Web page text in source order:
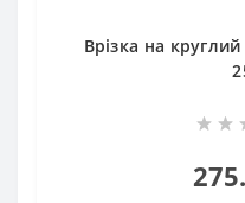
Врізка на